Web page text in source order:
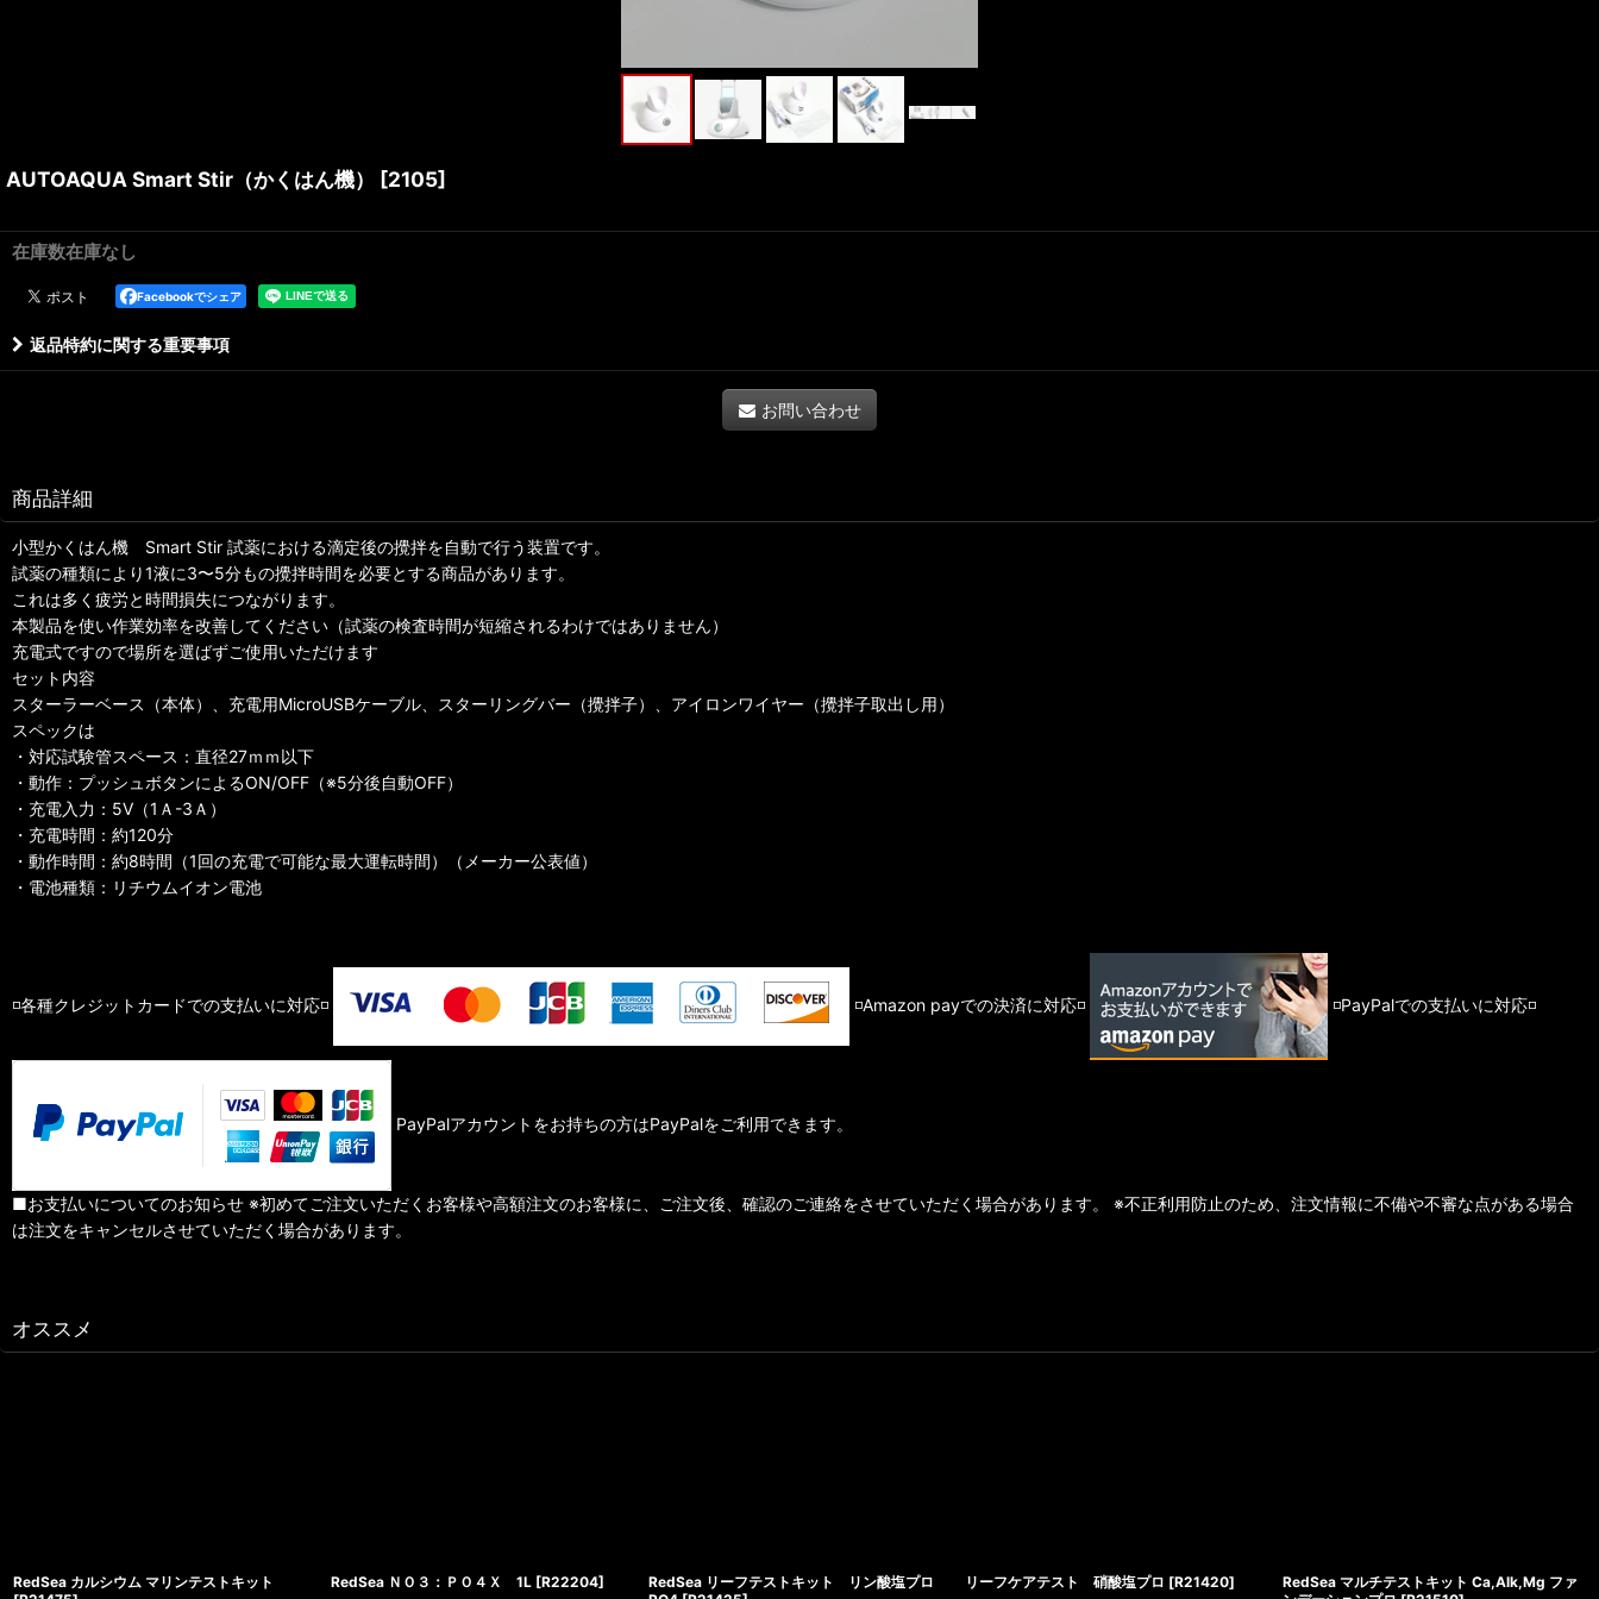
AUTOAQUA Smart Stir（かくはん機） [2105]
在庫数在庫なし
Facebookでシェア
返品特約に関する重要事項
お問い合わせ
商品詳細
小型かくはん機 Smart Stir 試薬における滴定後の攪拌を自動で行う装置です。
試薬の種類により1液に3〜5分もの攪拌時間を必要とする商品があります。
これは多く疲労と時間損失につながります。
本製品を使い作業効率を改善してください（試薬の検査時間が短縮されるわけではありません）
充電式ですので場所を選ばずご使用いただけます
セット内容
スターラーベース（本体）、充電用MicroUSBケーブル、スターリングバー（攪拌子）、アイロンワイヤー（攪拌子取出し用）
スペックは
・対応試験管スペース：直径27ｍｍ以下
・動作：プッシュボタンによるON/OFF（※5分後自動OFF）
・充電入力：5V（1Ａ-3Ａ）
・充電時間：約120分
・動作時間：約8時間（1回の充電で可能な最大運転時間）（メーカー公表値）
・電池種類：リチウムイオン電池
◽️各種クレジットカードでの支払いに対応◽️ ◽️Amazon payでの決済に対応◽️ ◽️PayPalでの支払いに対応◽️
PayPalアカウントをお持ちの方はPayPalをご利用できます。
■お支払いについてのお知らせ ※初めてご注文いただくお客様や高額注文のお客様に、ご注文後、確認のご連絡をさせていただく場合があります。 ※不正利用防止のため、注文情報に不備や不審な点がある場合
は注文をキャンセルさせていただく場合があります。
オススメ
RedSea カルシウム マリンテストキット
RedSea ＮＯ３：ＰＯ４Ｘ 1L [R22204]
RedSea リーフテストキット リン酸塩プロ
リーフケアテスト 硝酸塩プロ [R21420]
RedSea マルチテストキット Ca,Alk,Mg ファ